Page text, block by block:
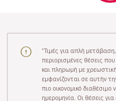
"Τιμές για απλή
περιορισμένες θέσεις
και πληρωμή με
εμφανίζονται σε αυτήν
πιο οικονομικό διαθέσιμο
ημερομηνία. Οι θέσεις